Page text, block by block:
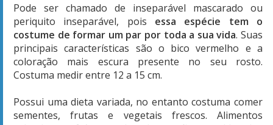
Pode ser chamado de inseparável mascarado ou
periquito inseparável, pois essa espécie tem o
costume de formar um par por toda a sua vida. Suas
principais características são o bico vermelho e a
coloração mais escura presente no seu rosto.
Costuma medir entre 12 a 15 cm.
Possui uma dieta variada, no entanto costuma comer
sementes, frutas e vegetais frescos. Alimentos